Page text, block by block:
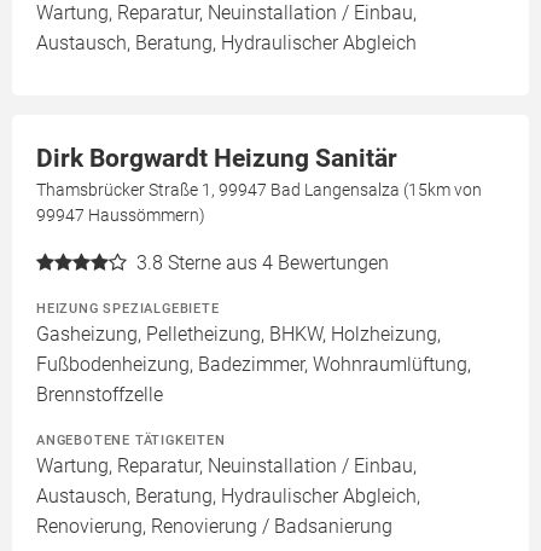
Wartung, Reparatur, Neuinstallation / Einbau,
Austausch, Beratung, Hydraulischer Abgleich
Dirk Borgwardt Heizung Sanitär
Thamsbrücker Straße 1, 99947 Bad Langensalza (15km von
99947 Haussömmern)
3.8 Sterne aus 4 Bewertungen
HEIZUNG SPEZIALGEBIETE
Gasheizung, Pelletheizung, BHKW, Holzheizung,
Fußbodenheizung, Badezimmer, Wohnraumlüftung,
Brennstoffzelle
ANGEBOTENE TÄTIGKEITEN
Wartung, Reparatur, Neuinstallation / Einbau,
Austausch, Beratung, Hydraulischer Abgleich,
Renovierung, Renovierung / Badsanierung